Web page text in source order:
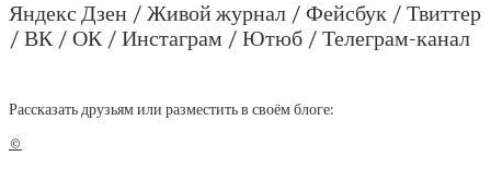
Яндекс Дзен / Живой журнал / Фейсбук / Твиттер
/ ВК / ОК / Инстаграм / Ютюб / Телеграм-канал
Рассказать друзьям или разместить в своём блоге:
©